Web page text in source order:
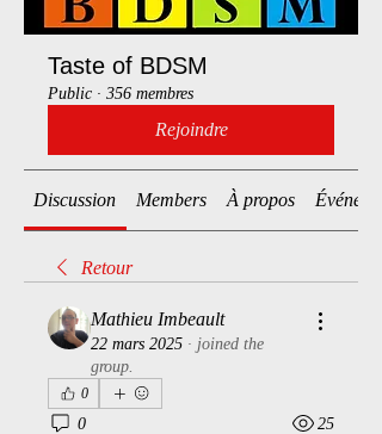
Taste of BDSM
Public · 356 membres
Rejoindre
Discussion Members À propos
Retour
Mathieu Imbeault
22 mars 2025 · joined the
group.
0
0 25